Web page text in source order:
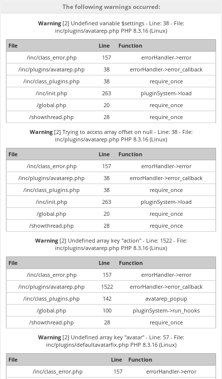
The following warnings occurred:
Warning[2] Undefined variable $settings - Line: 38 - File:
inc/plugins/avatarep.php PHP 8.3.16 (Linux)
File
Line
Function
/inc/class_error.php
157
errorHandler->error
/inc/plugins/avatarep.php
38
errorHandler->error_callback
/inc/class_plugins.php
38
require_once
/inc/init.php
263
pluginSystem->load
/global.php
20
require_once
/showthread.php
28
require_once
Warning[2] Trying to access array offset on null - Line: 38 - File:
inc/plugins/avatarep.php PHP 8.3.16 (Linux)
File
Line
Function
/inc/class_error.php
157
errorHandler->error
/inc/plugins/avatarep.php
38
errorHandler->error_callback
/inc/class_plugins.php
38
require_once
/inc/init.php
263
pluginSystem->load
/global.php
20
require_once
/showthread.php
28
require_once
Warning[2] Undefined array key "action" - Line: 1522 - File:
inc/plugins/avatarep.php PHP 8.3.16 (Linux)
File
Line
Function
/inc/class_error.php
157
errorHandler->error
/inc/plugins/avatarep.php
1522
errorHandler->error_callback
/inc/class_plugins.php
142
avatarep_popup
/global.php
100
pluginSystem->run_hooks
/showthread.php
28
require_once
Warning[2] Undefined array key "avatar" - Line: 57 - File:
inc/plugins/defaultavatarfix.php PHP 8.3.16 (Linux)
File
Line
Function
/inc/class_error.php
157
errorHandler->error